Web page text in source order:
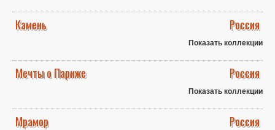
Камень Россия
Показать коллекции
Мечты о Париже Россия
Показать коллекции
Мрамор Россия